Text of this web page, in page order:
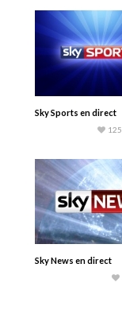
Sky Sports en direct
125
Sky News en direct